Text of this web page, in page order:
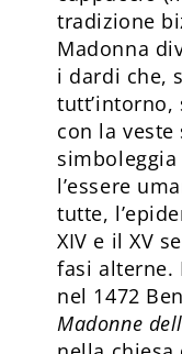
tradizione
Madonna
i dardi che,
tutt’intorno,
con la veste
l’essere
tutte,
XIV e il XV
fasi alterne.
nel 1472
Madonne